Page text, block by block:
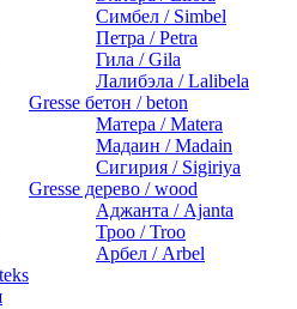
Симбел / Simbel
Петра / Petra
Гила / Gila
Лалибэла / Lalibela
Gresse бетон / beton
Матера / Matera
Мадаин / Madain
Сигирия / Sigiriya
Gresse дерево / wood
Аджанта / Ajanta
Троо / Troo
Арбел / Arbel